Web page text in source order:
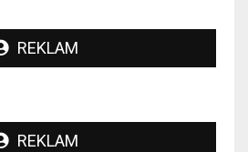
REKLAM
REKLAM